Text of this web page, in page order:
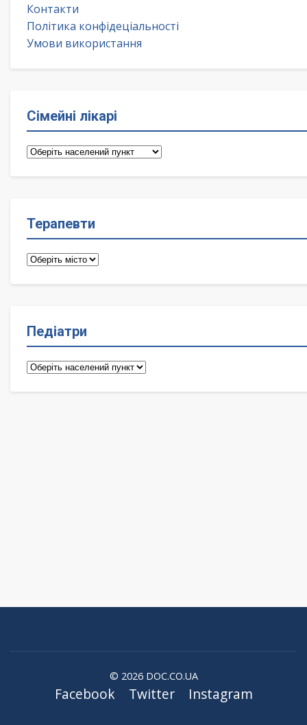
Контакти
Політика конфідеціальності
Умови використання
Сімейні лікарі
Сімейні
Терапевти
Терапевти
Педіатри
Педіатри
© 2026 DOC.CO.UA
Facebook Twitter Instagram